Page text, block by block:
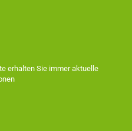
erhalten Sie immer aktuelle